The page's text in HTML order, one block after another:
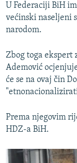
U Federaciji BiH
većinski naseljeni
narodom.
Zbog toga ekspert
Ademović
će se na ovaj čin
Prema njegovim
HDZ-a BiH.